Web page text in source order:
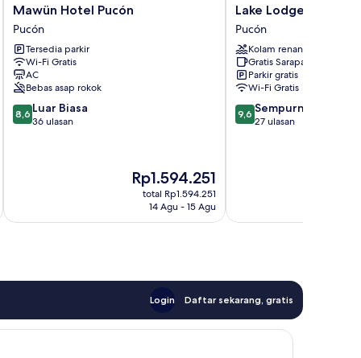
Mawün
Hotel
Pucón
Pucón
Mawün Hotel Pucón
Pucón
Tersedia parkir
Wi-Fi Gratis
AC
Bebas asap rokok
8.6
dari
8,6 Luar Biasa
36 ulasan
Harga
sekarang
Rp1.594.251
Rp1.594.251
total Rp1.594.251
14 Agu - 15 Agu
Lake
Lodge
Pucón
Lake Lodge
Pucón
Kolam renang
Gratis Sarapan
Parkir gratis
Wi-Fi Gratis
9.6
dari
9,6 Sempurna
27 ulasan
Login Daftar sekarang, gratis